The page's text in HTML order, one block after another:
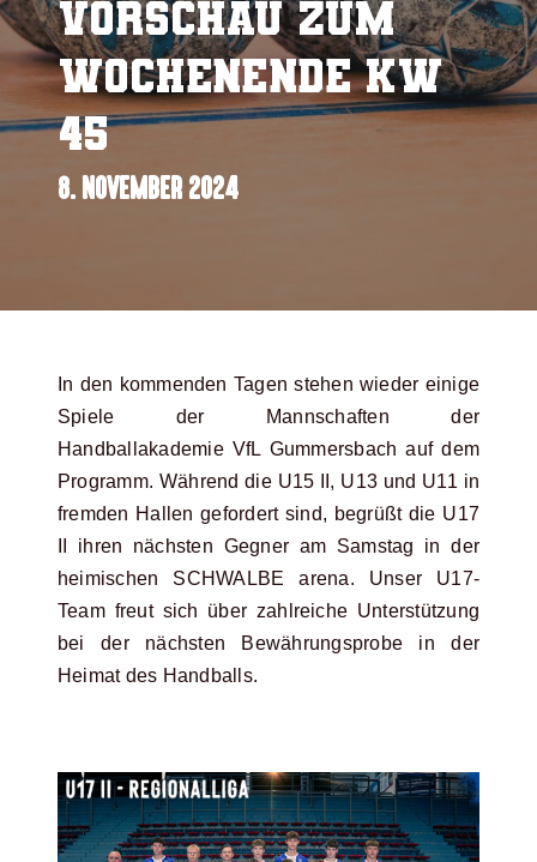
Vorschau zum
Wochenende KW
45
8. NOVEMBER 2024
In den kommenden Tagen stehen wieder einige
Spiele der Mannschaften der
Handballakademie VfL Gummersbach auf dem
Programm. Während die U15 II, U13 und U11 in
fremden Hallen gefordert sind, begrüßt die U17
II ihren nächsten Gegner am Samstag in der
heimischen SCHWALBE arena. Unser U17-
Team freut sich über zahlreiche Unterstützung
bei der nächsten Bewährungsprobe in der
Heimat des Handballs.